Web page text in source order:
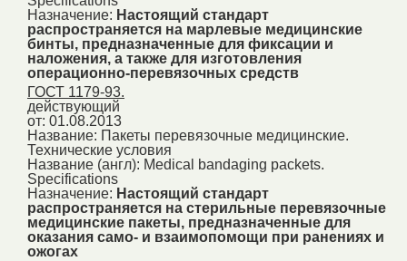
Назначение: Настоящий стандарт
распространяется на марлевые медицинские
бинты, предназначенные для фиксации и
наложения, а также для изготовления
операционно-перевязочных средств
ГОСТ 1179-93.
действующий
от: 01.08.2013
Название: Пакеты перевязочные медицинские.
Технические условия
Название (англ): Medical bandaging packets.
Specifications
Назначение: Настоящий стандарт
распространяется на стерильные перевязочные
медицинские пакеты, предназначенные для
оказания само- и взаимопомощи при ранениях и
ожогах